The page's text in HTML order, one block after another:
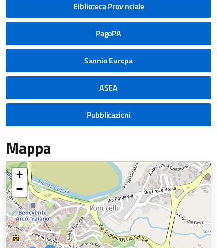
Biblioteca Provinciale
PagoPA
Sannio Europa
ASEA
Pubblicazioni
Mappa
+
−